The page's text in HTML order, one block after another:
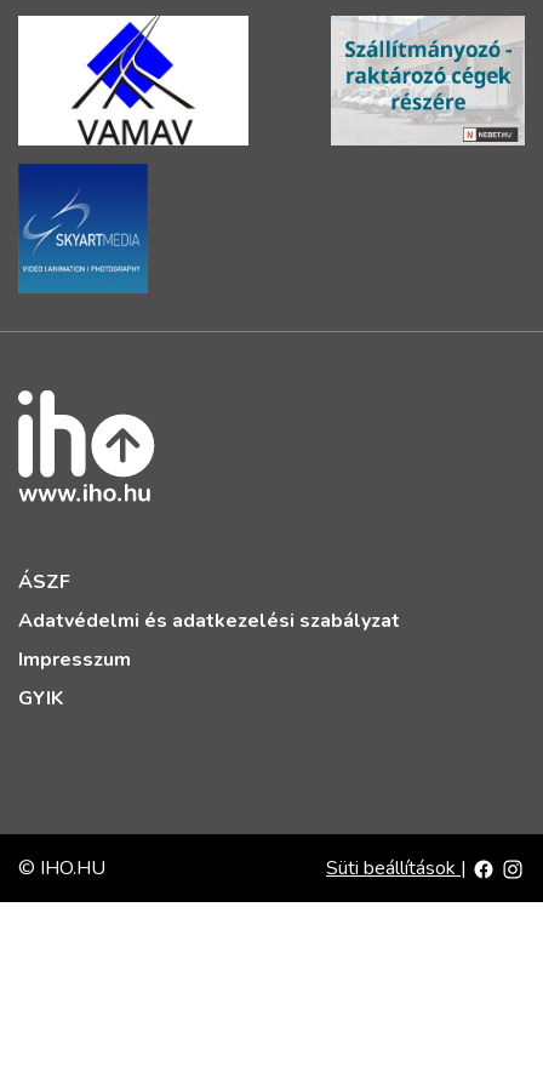
ÁSZF
Adatvédelmi és adatkezelési szabályzat
Impresszum
GYIK
© IHO.HU Süti beállítások |